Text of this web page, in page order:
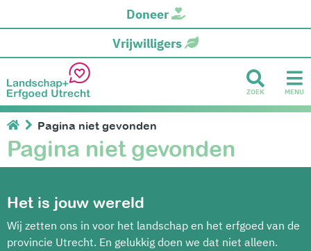
Doneer
Vrijwilligers
ZOEK MENU
Pagina niet gevonden
Pagina niet gevonden
Het is jouw wereld
Wij zetten ons in voor het landschap en het erfgoed van de
provincie Utrecht. En gelukkig doen we dat niet alleen.